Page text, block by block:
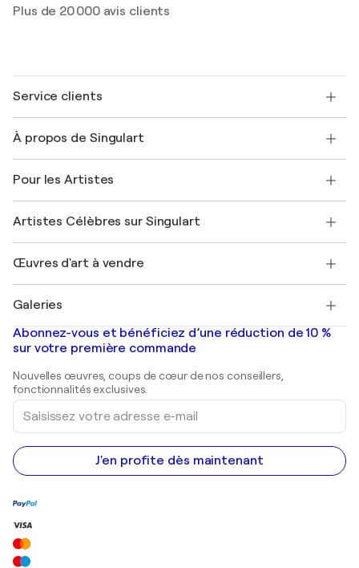
Plus de 20 000 avis clients
Service clients
Expédition
Offrir une carte cadeau
Rejoignez notre programme commercial
Mon compte
+33 1 76 44 06 42
À propos de Singulart
FAQ
Magazine Singulart
Emplois
Découvrez une sélection d'art original
Pour les Artistes
Se connecter en tant qu'Artiste
Artistes Célèbres sur Singulart
Marc Chagall
Banksy
Mr. Brainwash
Shepard Fairey
Œuvres d'art à vendre
Tableaux abstraits à vendre
Peintures de paysage
Estampes
Peintures acryliques
Galeries
Galeries d'art en France
Galeries d'art en Belgique
Abonnez-vous et bénéficiez d’une réduction de 10 %
sur votre première commande
Nouvelles œuvres, coups de cœur de nos conseillers,
fonctionnalités exclusives.
Saisissez
votre
adresse
e-
mail
J'en profite dès maintenant